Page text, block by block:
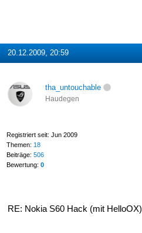
20.12.2009, 20:59
tha_untouchable
Haudegen
Registriert seit: Jun 2009
Themen: 18
Beiträge: 506
Bewertung: 0
RE: Nokia S60 Hack (mit HelloOX)